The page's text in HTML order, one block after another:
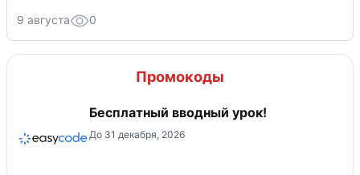
9 августа 0
Промокоды
Бесплатный вводный урок!
До 31 декабря, 2026